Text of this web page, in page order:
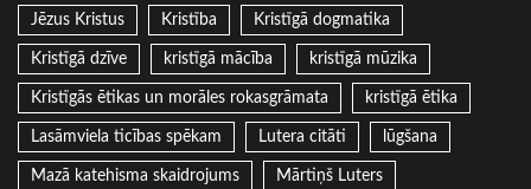
Jēzus Kristus Kristība Kristīgā dogmatika
Kristīgā dzīve kristīgā mācība kristīgā mūzika
Kristīgās ētikas un morāles rokasgrāmata kristīgā ētika
Lasāmviela ticības spēkam Lutera citāti lūgšana
Mazā katehisma skaidrojums Mārtiņš Luters